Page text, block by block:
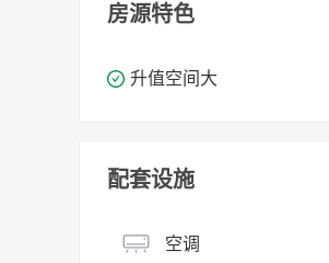
房源特色
升值空间大
配套设施
空调